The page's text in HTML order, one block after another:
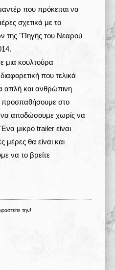
που πρόκειται να
σχετικά με το
της "Πηγής του Νεαρού
μια κουλτούρα
που τελικά
απλή και ανθρώπινη
στο
να αποδώσουμε χωρίς να
μικρό trailer είναι
μέρες θα είναι και
να το βρείτε
την!